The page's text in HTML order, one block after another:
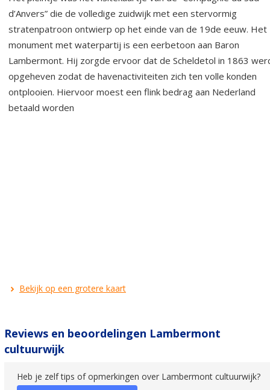
d’Anvers” die de volledige zuidwijk met een stervormig
stratenpatroon ontwierp op het einde van de 19de eeuw. Het
monument met waterpartij is een eerbetoon aan Baron
Lambermont. Hij zorgde ervoor dat de Scheldetol in 1863
opgeheven zodat de havenactiviteiten zich ten volle konden
ontplooien. Hiervoor moest een flink bedrag aan Nederland
betaald worden
Bekijk op een grotere kaart
Reviews en beoordelingen Lambermont
cultuurwijk
Heb je zelf tips of opmerkingen over Lambermont cultuurwijk?